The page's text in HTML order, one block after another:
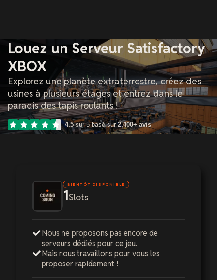
Louez un Serveur Satisfactory
XBOX
Explorez une planète extraterrestre, créez des
usines à plusieurs étages et entrez dans le
paradis des tapis roulants !
4.5sur 5 basé sur2,400+ avis
BIENTÔT DISPONIBLE
1Slots
Nous ne proposons pas encore de
serveurs dédiés pour ce jeu.
Mais nous travaillons pour vous les
proposer rapidement !